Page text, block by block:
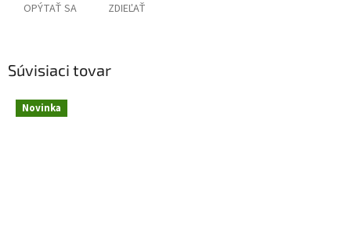
OPÝTAŤ SA ZDIEĽAŤ
Súvisiaci tovar
Novinka